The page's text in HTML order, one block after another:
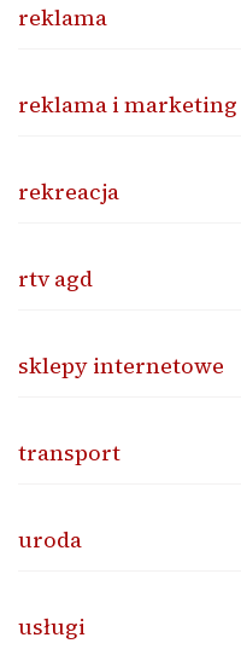
reklama
reklama i marketing
rekreacja
rtv agd
sklepy internetowe
transport
uroda
usługi